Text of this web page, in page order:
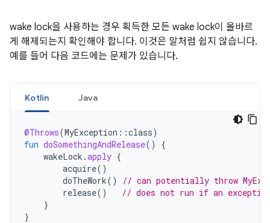
wake lock을 사용하는 경우 획득한 모든 wake lock이 올바르
게 해제되는지 확인해야 합니다. 이것은 말처럼 쉽지 않습니다.
예를 들어 다음 코드에는 문제가 있습니다.
Kotlin Java
@Throws(MyException ::class)
fun doSomethingAndRelease()
{
wakeLock .apply {
acquire()
doTheWork()
// can potentially throw
release()
// does not run if an
}
}